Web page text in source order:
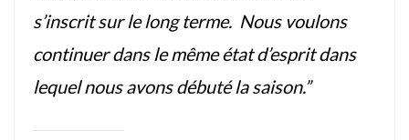
s’inscrit sur le long terme. Nous voulons
continuer dans le même état d’esprit dans
lequel nous avons débuté la saison.”